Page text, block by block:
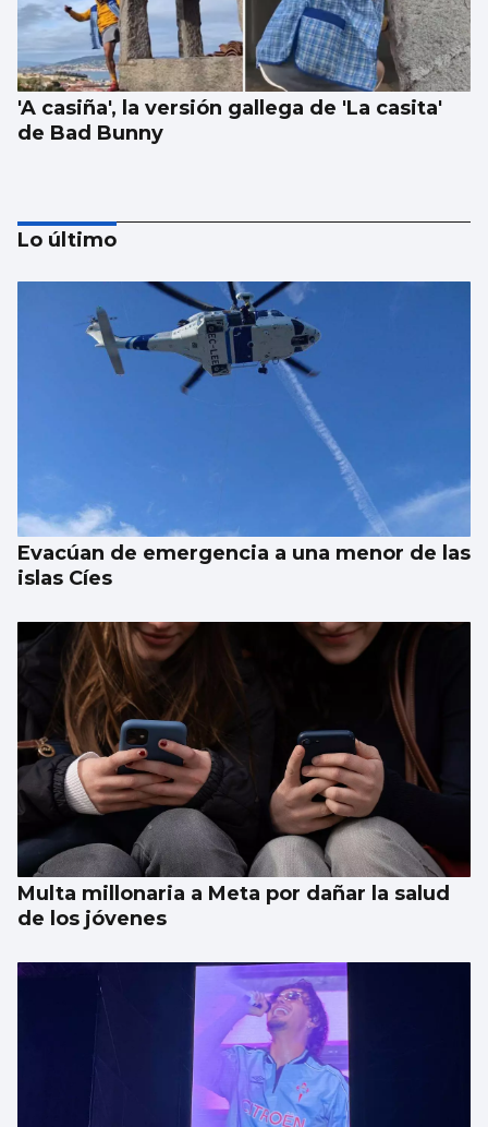
'A casiña', la versión gallega de 'La casita'
de Bad Bunny
1.000 euros por ir a festivales con
acompañante: el “trabajo del verano”
Lo último
Evacúan de emergencia a una menor de las
islas Cíes
Multa millonaria a Meta por dañar la salud
de los jóvenes